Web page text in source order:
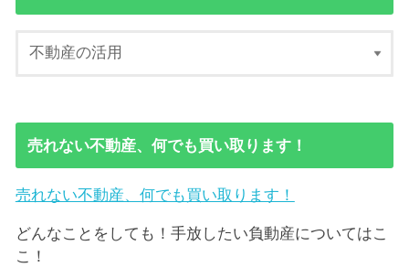
売れない不動産、何でも買い取ります！
売れない不動産、何でも買い取ります！
どんなことをしても！手放したい負動産についてはこ
こ！